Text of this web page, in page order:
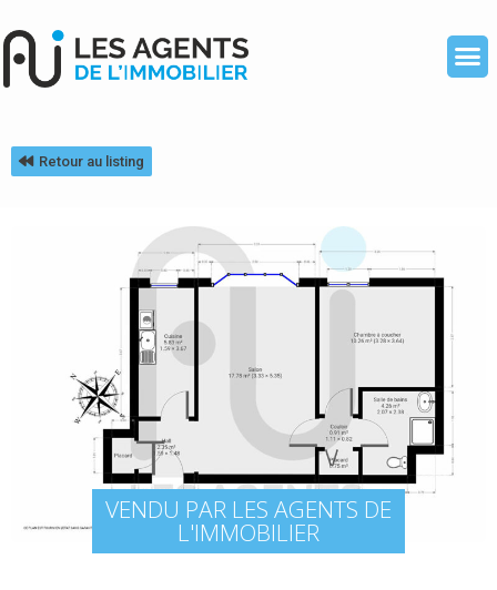
Retour au listing
VENDU PAR LES AGENTS DE
L'IMMOBILIER